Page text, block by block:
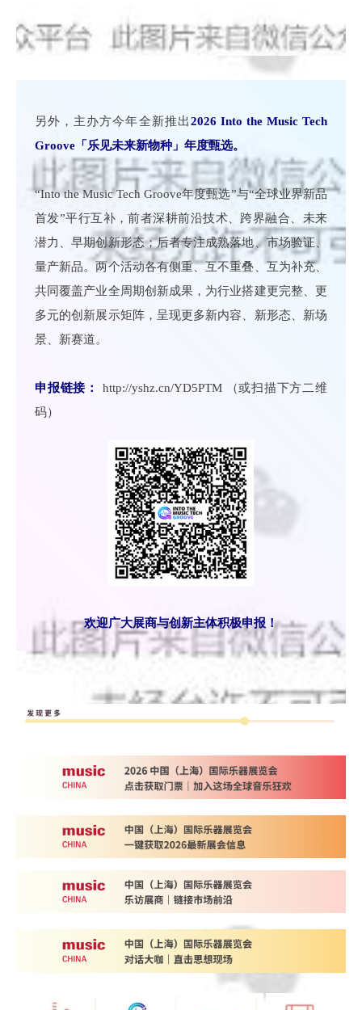
另外，主办方今年全新推出2026 Into the Music Tech
Groove「乐见未来新物种」年度甄选。
“Into the Music Tech Groove年度甄选”与“全球业界新品
首发”平行互补，前者深耕前沿技术、跨界融合、未来
潜力、早期创新形态；后者专注成熟落地、市场验证、
量产新品。两个活动各有侧重、互不重叠、互为补充、
共同覆盖产业全周期创新成果，为行业搭建更完整、更
多元的创新展示矩阵，呈现更多新内容、新形态、新场
景、新赛道。
申报链接：
http://yshz.cn/YD5PTM （或扫描下方二维
码）
欢迎广大展商与创新主体积极申报！